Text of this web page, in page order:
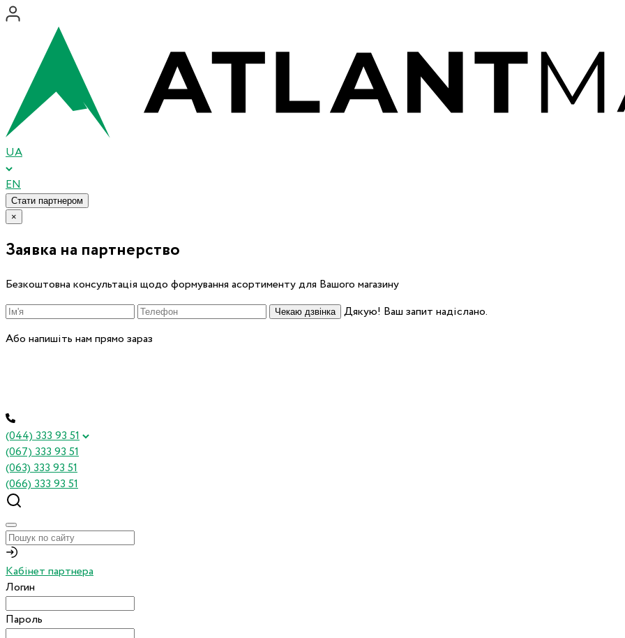
UA
EN
Стати партнером
×
Заявка на партнерство
Безкоштовна консультація щодо формування асортименту для Вашого магазину
Чекаю дзвінка
Дякую! Ваш запит надіслано.
Або напишіть нам прямо зараз
(044) 333 93 51
(067) 333 93 51
(063) 333 93 51
(066) 333 93 51
Кабінет партнера
Логин
Пароль